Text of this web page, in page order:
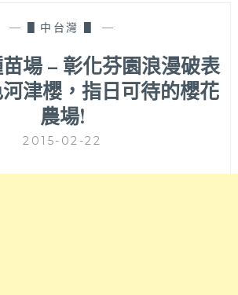
— ▋中台灣 ▋ —
場 – 彰化芬園浪漫破表
津櫻，指日可待的櫻花
農場!
2015-02-22